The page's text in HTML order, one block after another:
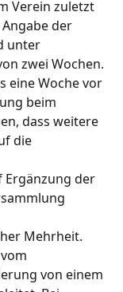
Verein zuletzt
der
unter
zwei Wochen.
eine Woche vor
beim
dass weitere
die
Ergänzung der
Mehrheit.
von einem